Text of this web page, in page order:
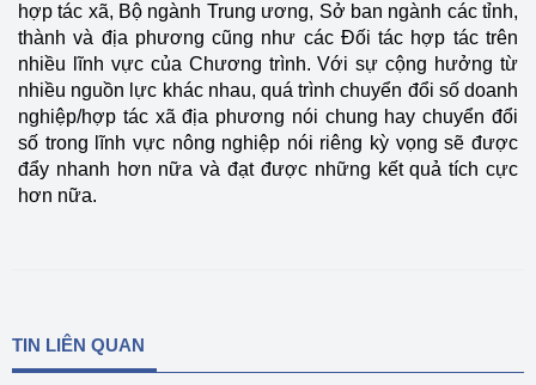
hợp tác xã, Bộ ngành Trung ương, Sở ban ngành các tỉnh,
thành và địa phương cũng như các Đối tác hợp tác trên
nhiều lĩnh vực của Chương trình. Với sự cộng hưởng từ
nhiều nguồn lực khác nhau, quá trình chuyển đổi số doanh
nghiệp/hợp tác xã địa phương nói chung hay chuyển đổi
số trong lĩnh vực nông nghiệp nói riêng kỳ vọng sẽ được
đẩy nhanh hơn nữa và đạt được những kết quả tích cực
hơn nữa.
TIN LIÊN QUAN